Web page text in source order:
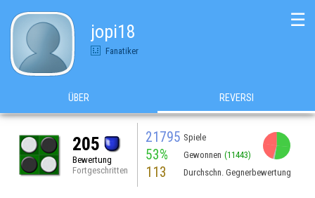
jopi18
Fanatiker
☰
ÜBER REVERSI
205
Bewertung
Fortgeschritten
21795 Spiele
53% Gewonnen (11443)
113 Durchschn. Gegnerbewertung